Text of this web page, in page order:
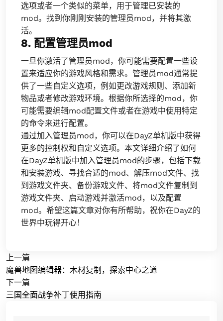
选项或者一个类似的菜单，用于管理已安装的
mod。找到你刚刚安装的管理员mod，并将其激
活。
8. 配置管理员mod
一旦你激活了管理员mod，你可能需要配置一些设
置来适应你的游戏风格和需求。管理员mod通常提
供了一些自定义选项，例如更改游戏规则、添加新
物品或者修改游戏环境。根据你所选择的mod，你
可能需要编辑mod配置文件或者在游戏中使用特定
的命令来进行配置。
通过加入管理员mod，你可以在DayZ单机版中获得
更多的控制权和自定义选项。本文详细介绍了如何
在DayZ单机版中加入管理员mod的步骤，包括下载
和安装游戏、寻找合适的mod、解压mod文件、找
到游戏文件夹、备份游戏文件、将mod文件复制到
游戏文件夹、启动游戏并激活mod，以及配置
mod。希望这篇文章对你有所帮助，祝你在DayZ的
世界中玩得开心！
上一篇
魔兽地图编辑器：木材复制，探索中心之道
下一篇
三国全面战争补丁使用指南